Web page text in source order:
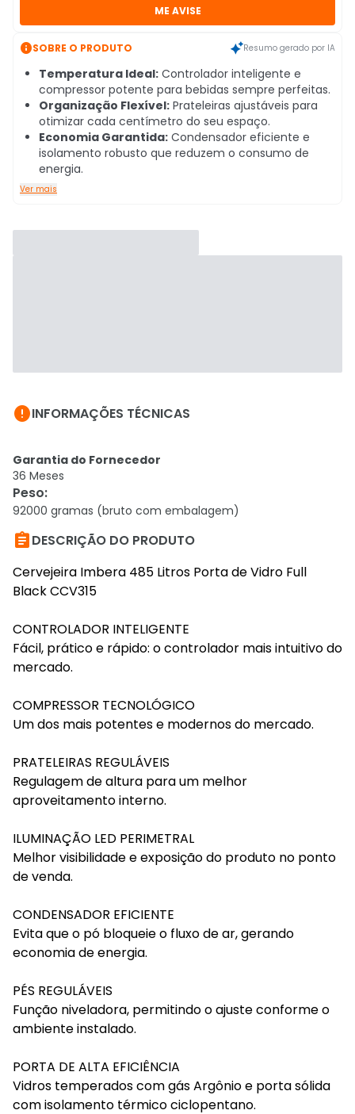
ME AVISE
SOBRE O PRODUTO Resumo gerado por IA
Temperatura Ideal: Controlador inteligente e
compressor potente para bebidas sempre perfeitas.
Organização Flexível: Prateleiras ajustáveis para
otimizar cada centímetro do seu espaço.
Economia Garantida: Condensador eficiente e
isolamento robusto que reduzem o consumo de
energia.
Ver mais
INFORMAÇÕES TÉCNICAS
Garantia do Fornecedor
36 Meses
Peso:
92000 gramas (bruto com embalagem)
DESCRIÇÃO DO PRODUTO
Cervejeira Imbera 485 Litros Porta de Vidro Full
Black CCV315
CONTROLADOR INTELIGENTE
Fácil, prático e rápido: o controlador mais intuitivo do
mercado.
COMPRESSOR TECNOLÓGICO
Um dos mais potentes e modernos do mercado.
PRATELEIRAS REGULÁVEIS
Regulagem de altura para um melhor
aproveitamento interno.
ILUMINAÇÃO LED PERIMETRAL
Melhor visibilidade e exposição do produto no ponto
de venda.
CONDENSADOR EFICIENTE
Evita que o pó bloqueie o fluxo de ar, gerando
economia de energia.
PÉS REGULÁVEIS
Função niveladora, permitindo o ajuste conforme o
ambiente instalado.
PORTA DE ALTA EFICIÊNCIA
Vidros temperados com gás Argônio e porta sólida
com isolamento térmico ciclopentano.